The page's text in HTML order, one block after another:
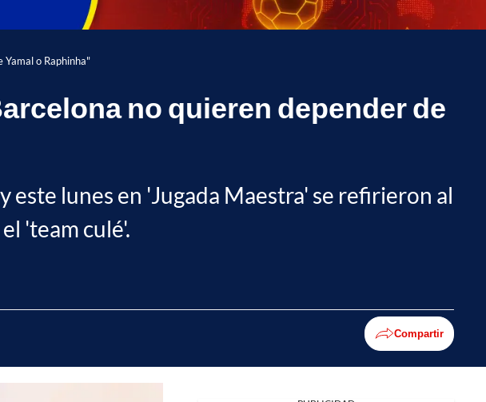
Yamal o Raphinha"
no quieren depender de
este lunes en 'Jugada Maestra' se refirieron al
'team culé'.
Compartir